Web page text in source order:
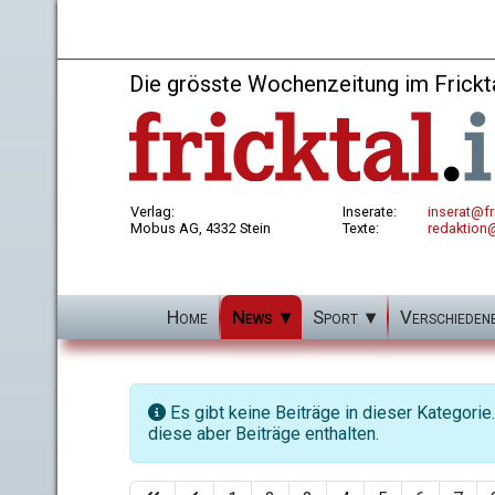
Die grösste Wochenzeitung im
Verlag:
Mobus AG, 4332 Stein
Inserate:
Texte:
Home News Sport
Information
Es gibt keine Beiträge in dieser
diese aber Beiträge enthalten.